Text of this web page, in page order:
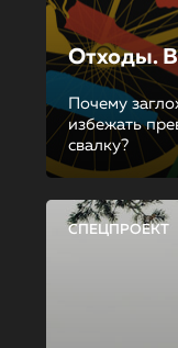
Отходы.
Почему
избежать
свалку?
СПЕЦПРОЕКТ